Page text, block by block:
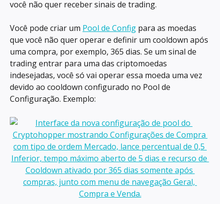
você não quer receber sinais de trading.
Você pode criar um Pool de Config para as moedas
que você não quer operar e definir um cooldown após
uma compra, por exemplo, 365 dias. Se um sinal de
trading entrar para uma das criptomoedas
indesejadas, você só vai operar essa moeda uma vez
devido ao cooldown configurado no Pool de
Configuração. Exemplo: